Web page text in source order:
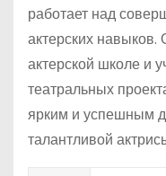
работает над
актерских навыков.
актерской школе и
театральных
ярким и успешным
талантливой